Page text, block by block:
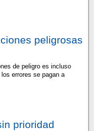
peligrosas
de peligro es incluso
errores se pagan a
prioridad